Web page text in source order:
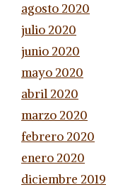
agosto 2020
julio 2020
junio 2020
mayo 2020
abril 2020
marzo 2020
febrero 2020
enero 2020
diciembre 2019